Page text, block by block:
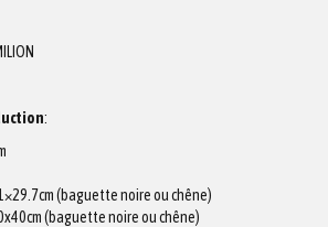
:
(baguette noire ou chêne)
(baguette noire ou chêne)